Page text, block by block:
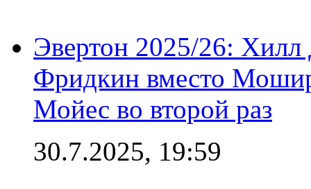
Эвертон 2025/26:
Фридкин вместо
Мойес во второй раз
30.7.2025, 19:59